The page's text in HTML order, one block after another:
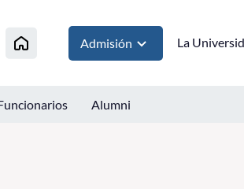
Admisión La
Alumni